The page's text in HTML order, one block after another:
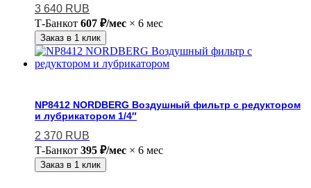
3 640 RUB
Т-Банкот 607 ₽/мес × 6 мес
Заказ в 1 клик
NP8412 NORDBERG Воздушный фильтр с редуктором
и лубрикатором 1/4″
2 370 RUB
Т-Банкот 395 ₽/мес × 6 мес
Заказ в 1 клик